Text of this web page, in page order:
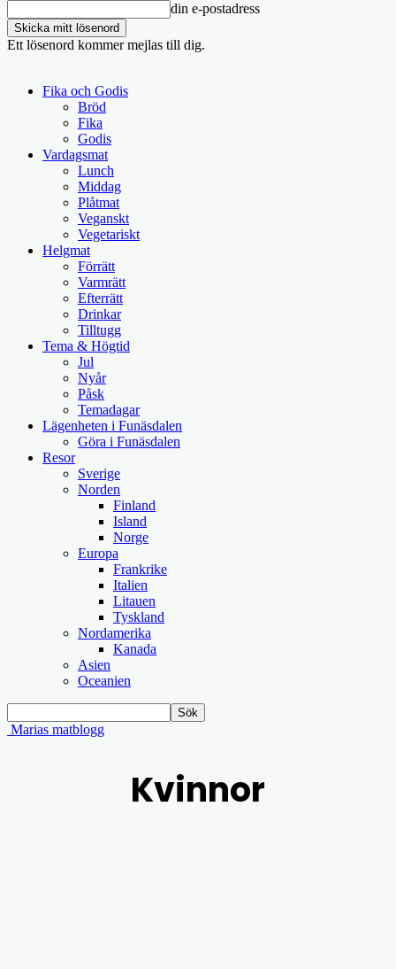
din e-postadress
Ett lösenord kommer mejlas till dig.
Fika och Godis
Bröd
Fika
Godis
Vardagsmat
Lunch
Middag
Plåtmat
Veganskt
Vegetariskt
Helgmat
Förrätt
Varmrätt
Efterrätt
Drinkar
Tilltugg
Tema & Högtid
Jul
Nyår
Påsk
Temadagar
Lägenheten i Funäsdalen
Göra i Funäsdalen
Resor
Sverige
Norden
Finland
Island
Norge
Europa
Frankrike
Italien
Litauen
Tyskland
Nordamerika
Kanada
Asien
Oceanien
Marias matblogg
Kvinnor